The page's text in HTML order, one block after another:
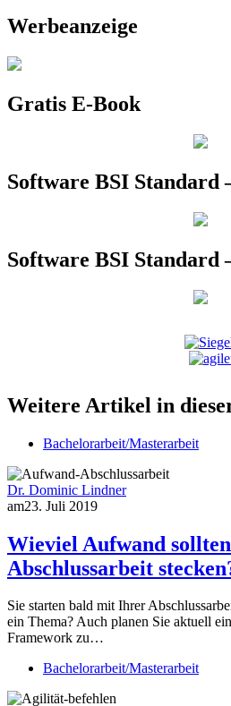
Werbeanzeige
Gratis E-Book
Software BSI Standard
Software BSI Standard
Weitere Artikel in
Bachelorarbeit/Masterarbeit
Dr. Dominic Lindner
am23. Juli 2019
Wieviel Aufwand
Abschlussarbeit
Sie starten bald mit Ihrer
ein Thema? Auch planen Sie aktuell
Framework zu…
Bachelorarbeit/Masterarbeit